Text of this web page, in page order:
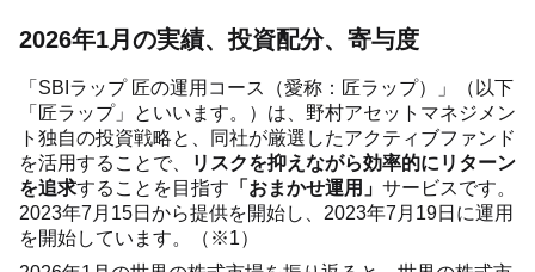
2026年1月の実績、投資配分、寄与度
「SBIラップ 匠の運用コース（愛称：匠ラップ）」（以下
「匠ラップ」といいます。）は、野村アセットマネジメン
ト独自の投資戦略と、同社が厳選したアクティブファンド
を活用することで、
リスクを抑えながら効率的にリターン
を追求することを目指す 「おまかせ運用」 サービスです。
2023年7月15日から提供を開始し、2023年7月19日に運用
を開始しています。（※1）